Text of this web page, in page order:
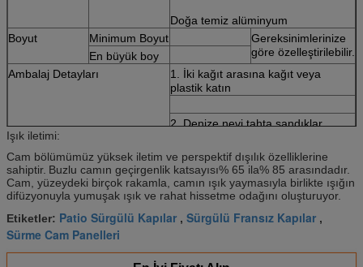
Doğa temiz alüminyum
Boyut
Minimum Boyut
Gereksinimlerinize
göre özelleştirilebilir.
En büyük boy
Ambalaj Detayları
1. İki kağıt arasına kağıt veya
plastik katın
2. Denize nevi tahta sandıklar
3. Konsolidasyon için demir kemer
Kalite Standardı
IGCC IGMA
Not: Sysen Cam, müşterilerimizin verdiği özelliklere ve renklere
Işık iletimi:
Cam bölümümüz yüksek iletim ve perspektif dışılık özelliklerine
sahiptir. Buzlu camın geçirgenlik katsayısı% 65 ila% 85 arasındadır.
Cam, yüzeydeki birçok rakamla, camın ışık yaymasıyla birlikte ışığın
difüzyonuyla yumuşak ışık ve rahat hissetme odağını oluşturuyor.
Etiketler: Patio Sürgülü Kapılar , Sürgülü Fransız Kapılar ,
Sürme Cam Panelleri